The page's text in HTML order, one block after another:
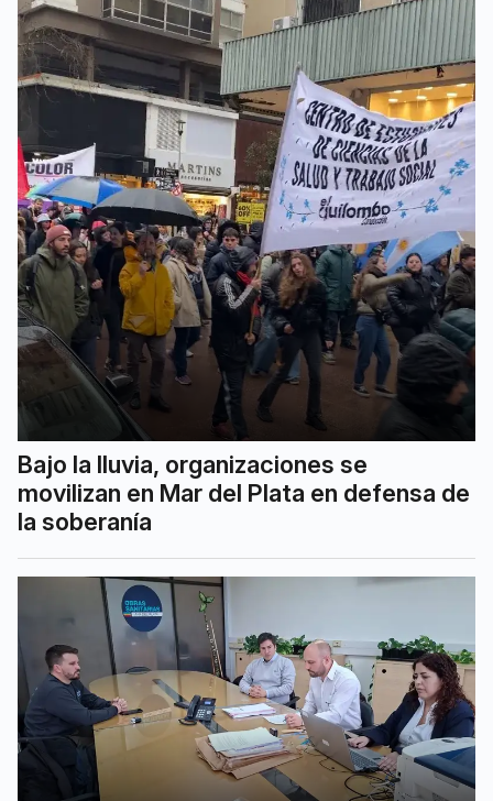
Bajo la lluvia, organizaciones se
movilizan en Mar del Plata en defensa de
la soberanía